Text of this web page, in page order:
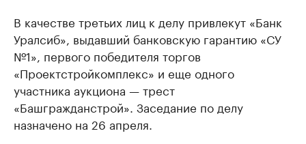
В качестве третьих лиц к делу привлекут «Банк
Уралсиб», выдавший банковскую гарантию «СУ
№1», первого победителя торгов
«Проектстройкомплекс» и еще одного
участника аукциона — трест
«Башгражданстрой». Заседание по делу
назначено на 26 апреля.